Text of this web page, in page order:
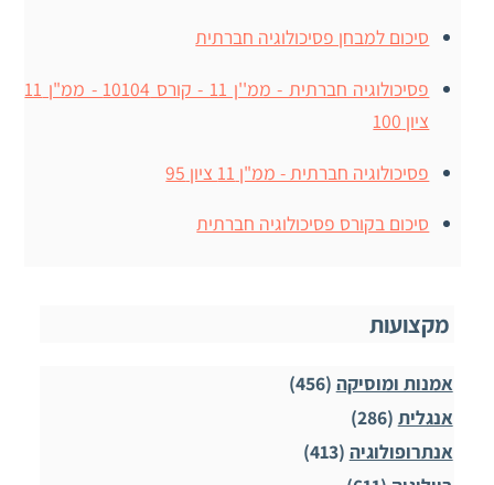
סיכום למבחן פסיכולוגיה חברתית
פסיכולוגיה חברתית - ממ''ן 11 - קורס 10104 - ממ"ן 11
ציון 100
פסיכולוגיה חברתית - ממ"ן 11 ציון 95
סיכום בקורס פסיכולוגיה חברתית
מקצועות
אמנות ומוסיקה (456)
אנגלית (286)
אנתרופולוגיה (413)